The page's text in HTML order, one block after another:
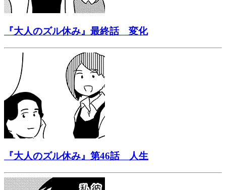
『大人のズル休み』最終話 変化
『大人のズル休み』第46話 人生